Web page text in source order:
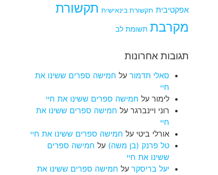
אפקטיבית תקשורת בינאישית תקשורת
מקרבת תשומת לב
תגובות אחרונות
סאלי תדמור על חמישה ספרים ששינו את
חיי
לימור על חמישה ספרים ששינו את חיי
רוני ויינברגר על חמישה ספרים ששינו את
חיי
אורלי ביטי על חמישה ספרים ששינו את חיי
טל פרנק (בן משה) על חמישה ספרים
ששינו את חיי
יעל בריסקר על חמישה ספרים ששינו את